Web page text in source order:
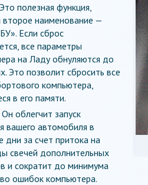
полезная функция,
наименование —
Если сброс
все параметры
на Ладу обнуляются до
Это позволит сбросить все
компьютера,
в его памяти.
облегчит запуск
вашего автомобиля в
дни за счет притока на
свечей дополнительных
и сократит до минимума
ошибок компьютера.